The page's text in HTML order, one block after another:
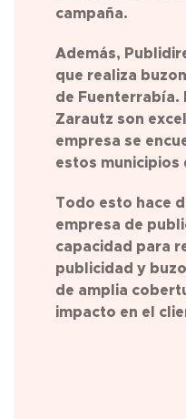
campaña.
Además,
que realiza
de Fuenterrabía.
Zarautz son
empresa se
estos municipios
Todo esto hace
empresa de
capacidad para
publicidad y
de amplia
impacto en el